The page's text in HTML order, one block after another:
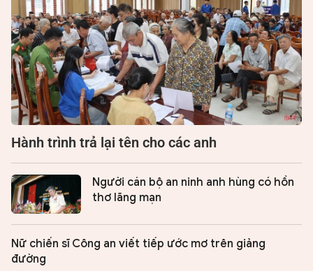
Hành trình trả lại tên cho các anh
Người cán bộ an ninh anh hùng có hồn
thơ lãng mạn
Nữ chiến sĩ Công an viết tiếp ước mơ trên giảng
đường